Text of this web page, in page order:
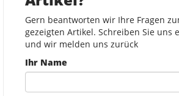
Gern beantworten wir Ihre Fragen
gezeigten Artikel. Schreiben Sie uns
und wir melden uns zurück
Ihr Name